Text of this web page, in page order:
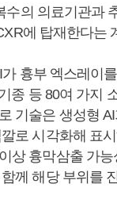
수의 의료기관과
에 탑재한다는
흉부 엑스레이
종 등 80여 가지
기술은 생성형
로 시각화해 표
상 흉막삼출 가
께 해당 부위를